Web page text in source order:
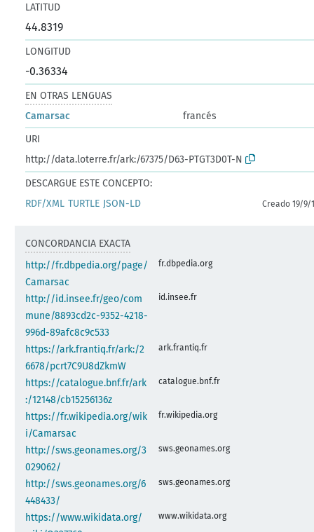
LATITUD
44.8319
LONGITUD
-0.36334
EN OTRAS LENGUAS
Camarsac
francés
URI
http://data.loterre.fr/ark:/67375/D63-PTGT3D0T-N
DESCARGUE ESTE CONCEPTO:
RDF/XML TURTLE JSON-LD Creado 19/9/
CONCORDANCIA EXACTA
http://fr.dbpedia.org/page/
Camarsac
fr.dbpedia.org
http://id.insee.fr/geo/com
mune/8893cd2c-9352-4218-
996d-89afc8c9c533
id.insee.fr
https://ark.frantiq.fr/ark:/2
6678/pcrt7C9U8dZkmW
ark.frantiq.fr
https://catalogue.bnf.fr/ark
:/12148/cb15256136z
catalogue.bnf.fr
https://fr.wikipedia.org/wik
i/Camarsac
fr.wikipedia.org
http://sws.geonames.org/3
029062/
sws.geonames.org
http://sws.geonames.org/6
448433/
sws.geonames.org
https://www.wikidata.org/
www.wikidata.org